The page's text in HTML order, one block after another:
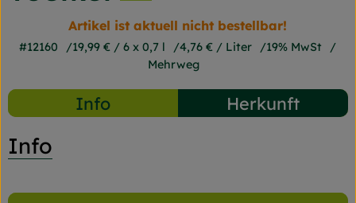
Drogerie
So geht's
Unsere Kisten
Über uns
Blog
Artikel ist aktuell nicht bestellbar!
#12160 19,99 € / 6 x 0,7 l 4,76 € / Liter
19% MwSt
Mehrweg
Info Herkunft
Info